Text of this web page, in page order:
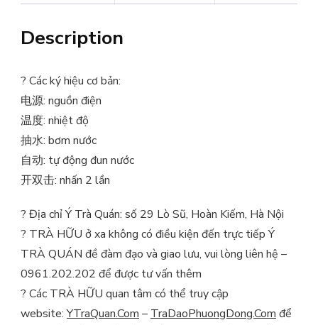
Description
? Các ký hiệu cơ bản:
电源: nguồn điện
温度: nhiệt độ
抽水: bơm nước
自动: tự động đun nước
开双击: nhấn 2 lần
? Địa chỉ Ý Trà Quán: số 29 Lò Sũ, Hoàn Kiếm, Hà Nội
? TRÀ HỮU ở xa không có điều kiện đến trực tiếp Ý
TRÀ QUÁN đề đàm đạo và giao lưu, vui lòng liên hệ –
0961.202.202 để được tư vấn thêm
? Các TRÀ HỮU quan tâm có thể truy cập
website:YTraQuan.Com – TraDaoPhuongDong.Com để